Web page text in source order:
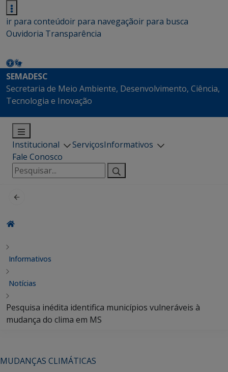
ir para conteúdoir para navegaçãoir para busca
Ouvidoria Transparência
SEMADESC
Secretaria de Meio Ambiente, Desenvolvimento, Ciência,
Tecnologia e Inovação
Institucional ServiçosInformativos
Fale Conosco
Pesquisar
por:
Informativos
Notícias
Pesquisa inédita identifica municípios vulneráveis à
mudança do clima em MS
MUDANÇAS CLIMÁTICAS